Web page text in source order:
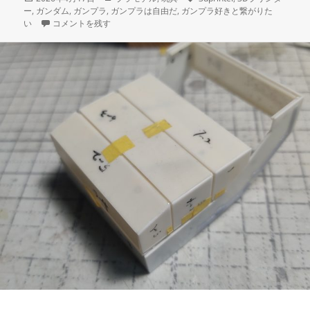
稿
日:
テ
ー
グ
ー, ガンダム, ガンプラ, ガンプラは自由だ, ガンプラ好きと繋がりた
い
3Dプリント ホワイトベース 操縦ユニット 製作日誌（16日目）計器
コメントを残す